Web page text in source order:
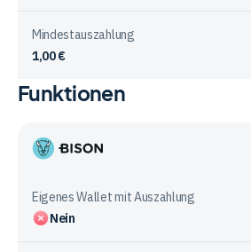
Mindestauszahlung
1,00 €
Vergleichstabelle
Ein-
bei
den
Funktionen
Eigenes Wallet mit Auszahlung
Nein